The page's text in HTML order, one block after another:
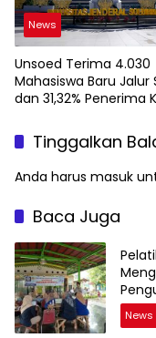
News
Unsoed Terima 4.030
Mahasiswa Baru Jalur
dan 31,32% Penerima
Tinggalkan
Anda harus masuk
Baca Juga
PKK
News